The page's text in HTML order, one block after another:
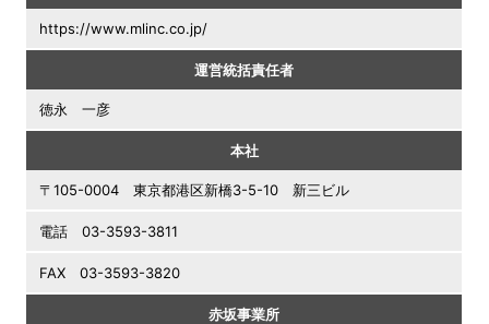
https://www.mlinc.co.jp/
運営統括責任者
徳永 一彦
本社
〒105-0004 東京都港区新橋3-5-10 新三ビル
電話 03-3593-3811
FAX 03-3593-3820
赤坂事業所